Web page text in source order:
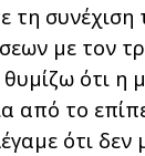
τη συνέχιση
με τον
θυμίζω ότι
από το
ότι δεν